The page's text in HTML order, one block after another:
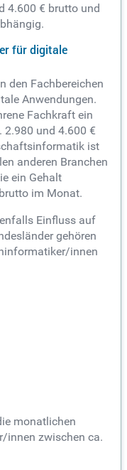
4.600 € brutto und
für digitale
den Fachbereichen
Anwendungen.
Fachkraft ein
2.980 und 4.600 €
ist
anderen Branchen
ein Gehalt
im Monat.
Einfluss auf
gehören
innen
monatlichen
innen zwischen ca.